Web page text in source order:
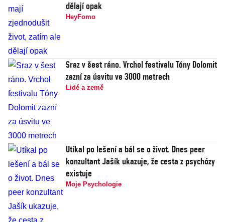
dělají opak
HeyFomo
Sraz v šest ráno. Vrchol festivalu Tóny Dolomit
zazní za úsvitu ve 3000 metrech
Lidé a země
Utíkal po lešení a bál se o život. Dnes peer
konzultant Jašík ukazuje, že cesta z psychózy
existuje
Moje Psychologie